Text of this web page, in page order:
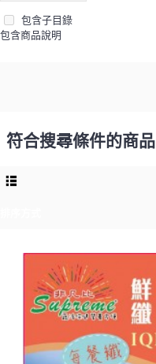
包含子目錄
包含商品說明
符合搜尋條件的商品